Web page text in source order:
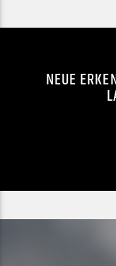
NEUE